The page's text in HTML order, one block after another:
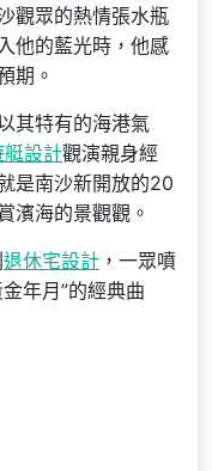
觀眾的熱情張水瓶
他的藍光時，他感
期。
其特有的海港氣
艇設計觀演親身經
是南沙新開放的20
濱海的景觀觀。
退休宅設計 ，一眾噴
年月”的經典曲